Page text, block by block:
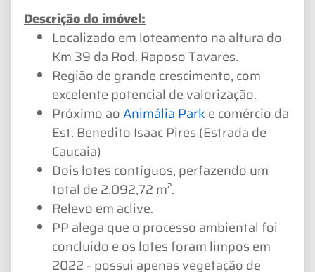
Descrição do imóvel:
Localizado em loteamento na altura do
Km 39 da Rod. Raposo Tavares.
Região de grande crescimento, com
excelente potencial de valorização.
Próximo aoAnimália Park e comércio da
Est. Benedito Isaac Pires (Estrada de
Caucaia)
Dois lotes contíguos, perfazendo um
total de 2.092,72 m².
Relevo em aclive.
PP alega que o processo ambiental foi
concluído e os lotes foram limpos em
2022 - possui apenas vegetação de